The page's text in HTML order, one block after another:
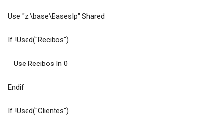
Use "z:\base\BasesIp" Shared
If !Used("Recibos")
Use Recibos In 0
Endif
If !Used("Clientes")